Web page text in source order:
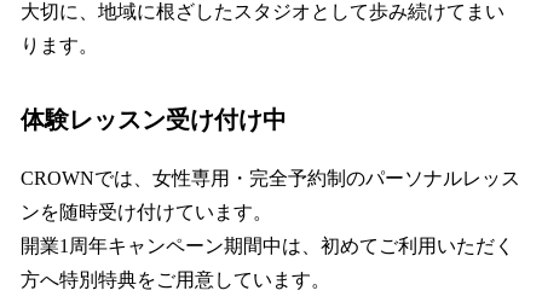
大切に、地域に根ざしたスタジオとして歩み続けてまい
ります。
体験レッスン受け付け中
CROWNでは、女性専用・完全予約制のパーソナルレッス
ンを随時受け付けています。
開業1周年キャンペーン期間中は、初めてご利用いただく
方へ特別特典をご用意しています。